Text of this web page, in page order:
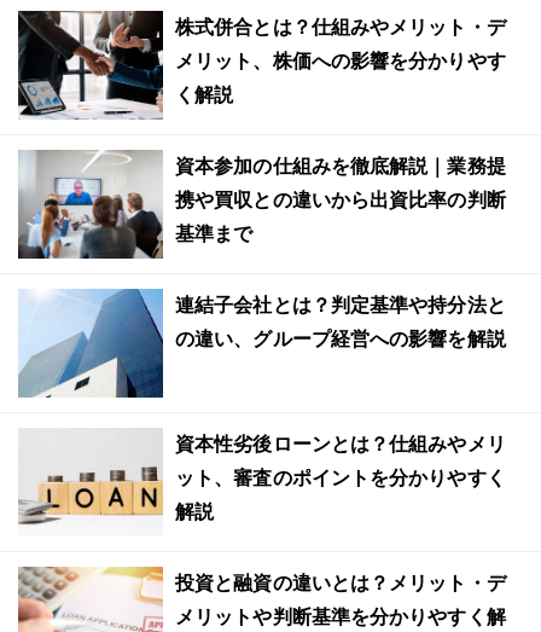
株式併合とは？仕組みやメリット・デ
メリット、株価への影響を分かりやす
く解説
資本参加の仕組みを徹底解説｜業務提
携や買収との違いから出資比率の判断
基準まで
連結子会社とは？判定基準や持分法と
の違い、グループ経営への影響を解説
資本性劣後ローンとは？仕組みやメリ
ット、審査のポイントを分かりやすく
解説
投資と融資の違いとは？メリット・デ
メリットや判断基準を分かりやすく解